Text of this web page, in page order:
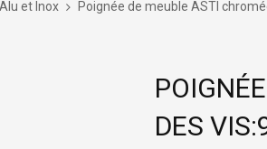
et Inox Poignée de meuble ASTI
DES